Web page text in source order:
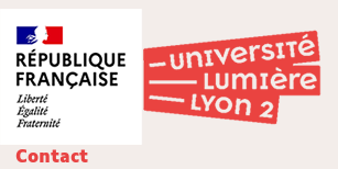
Contact